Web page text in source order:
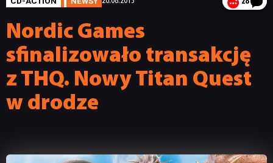
Nordic Games
sfinalizowało transakcję
z THQ. Nowy Titan Quest
w drodze